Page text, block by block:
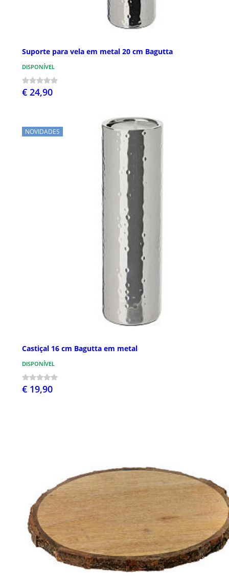
Suporte para vela em metal 20 cm Bagutta
DISPONÍVEL
€ 24,90
NOVIDADES
Castiçal 16 cm Bagutta em metal
DISPONÍVEL
€ 19,90